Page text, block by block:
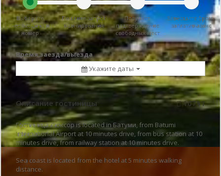
Выберите
необходимый
номер
Пошлите запрос
бронирования
Получите
подтверждение
свободных мест
Завершите бронь
заплатив аванс
Время заезда/выезда
Укажите даты
Описание гостиницы 10791
Гостиница Люксор is located in Батуми, from Batumi
International Airport at 10 minutes drive, from bus station at 10
minutes drive, from railway station at 10 minutes drive.
Sea coast is located from the hotel at 5 minutes walking
distance.